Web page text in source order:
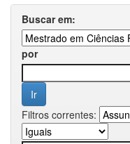
Buscar em:
por
Filtros correntes: